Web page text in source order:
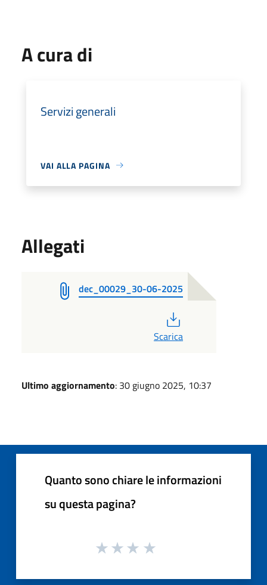
A cura di
Servizi generali
VAI ALLA PAGINA
Allegati
dec_00029_30-06-2025
Scarica
Ultimo aggiornamento: 30 giugno 2025, 10:37
Quanto sono chiare le informazioni
su questa pagina?